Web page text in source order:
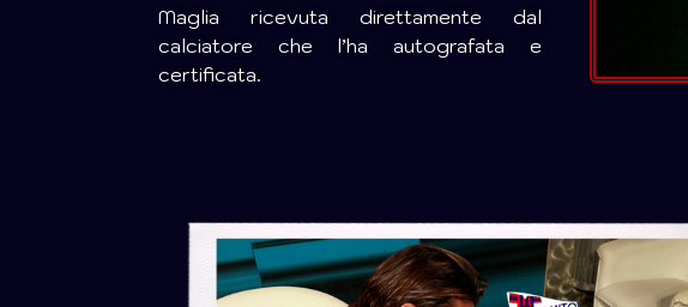
Maglia ricevuta direttamente dal
calciatore che l’ha autografata e
certificata.